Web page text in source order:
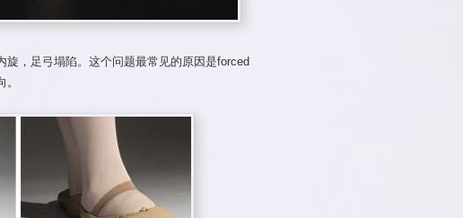
旋，足弓塌陷。这个问题最常见的原因是forced